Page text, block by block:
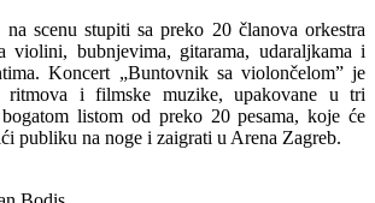
scenu stupiti sa preko 20 članova orkestra
bubnjevima, gitarama, udaraljkama i
Koncert „Buntovnik sa violončelom” je
ritmova i filmske muzike, upakovane u tri
listom od preko 20 pesama, koje će
publiku na noge i zaigrati u Arena Zagreb.